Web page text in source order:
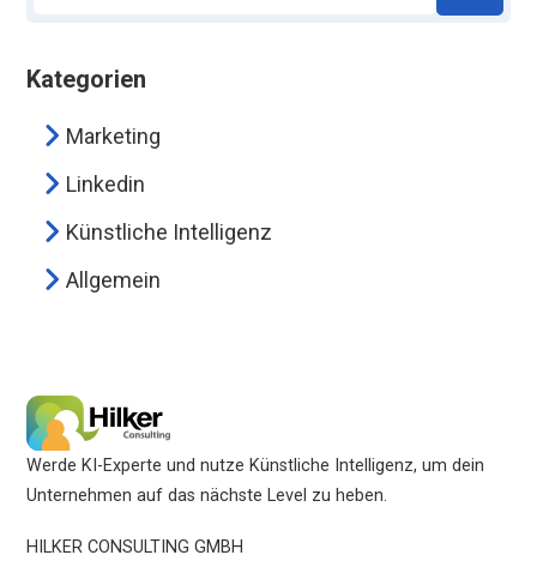
Kategorien
Marketing
Linkedin
Künstliche Intelligenz
Allgemein
Werde KI-Experte und nutze Künstliche Intelligenz, um dein
Unternehmen auf das nächste Level zu heben.
HILKER CONSULTING GMBH